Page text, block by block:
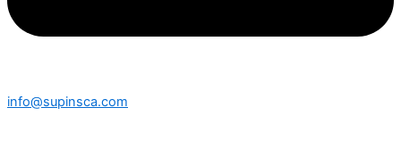
info@supinsca.com